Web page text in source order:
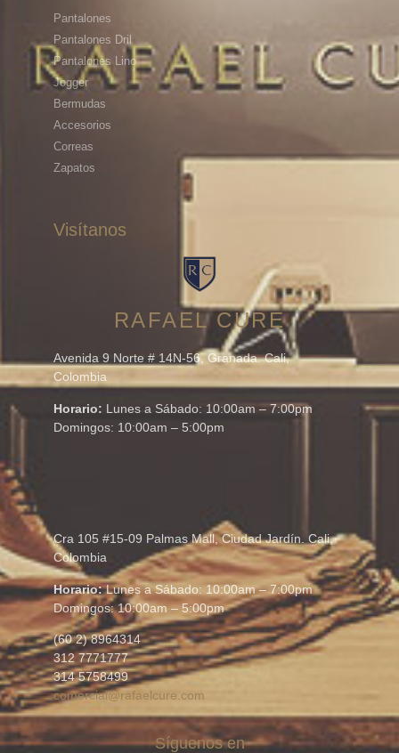
Pantalones
Pantalones Dril
Pantalones Lino
Jogger
Bermudas
Accesorios
Correas
Zapatos
Visítanos
RAFAEL CURE
Avenida 9 Norte # 14N-56, Granada. Cali,
Colombia
Horario: Lunes a Sábado: 10:00am – 7:00pm
Domingos: 10:00am – 5:00pm
Cra 105 #15-09 Palmas Mall, Ciudad Jardín. Cali,
Colombia
Horario:Lunes a Sábado: 10:00am – 7:00pm
Domingos: 10:00am – 5:00pm
(60 2) 8964314
312 7771777
314 5758499
comercial@rafaelcure.com
Síguenos en